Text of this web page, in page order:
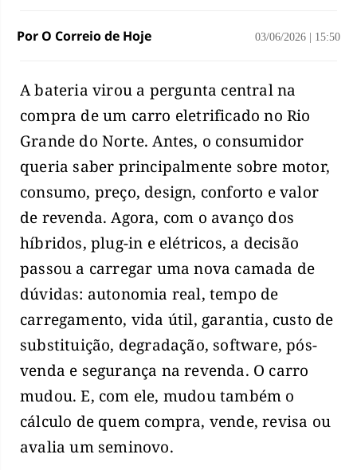
Por O Correio de Hoje 03/06/2026 15:50
A bateria virou a pergunta central na
compra de um carro eletrificado no Rio
Grande do Norte. Antes, o consumidor
queria saber principalmente sobre motor,
consumo, preço, design, conforto e valor
de revenda. Agora, com o avanço dos
híbridos, plug-in e elétricos, a decisão
passou a carregar uma nova camada de
dúvidas: autonomia real, tempo de
carregamento, vida útil, garantia, custo de
substituição, degradação, software, pós-
venda e segurança na revenda. O carro
mudou. E, com ele, mudou também o
cálculo de quem compra, vende, revisa ou
avalia um seminovo.